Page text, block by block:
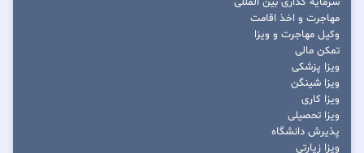
مهاجرت و اخذ اقامت
وکیل مهاجرت و ویزا
تمکن مالی
ویزا پزشکی
ویزا شینگن
ویزا کاری
ویزا تحصیلی
پذیرش دانشگاه
ویزا زیارتی